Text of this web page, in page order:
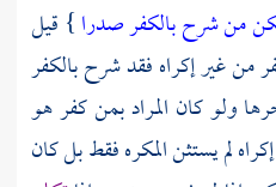
من شرح بالكفر صدرا} قيل
من غير إكراه فقد شرح بالكفر
ولو كان المراد بمن كفر هو
لم يستثن المكره فقط بل كان